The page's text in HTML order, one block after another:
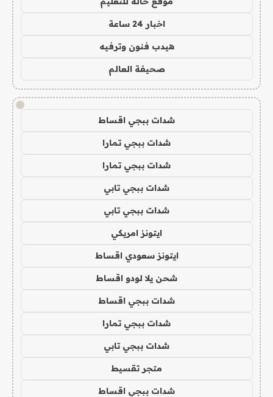
اخبار 24 ساعة
هيدب فنون وترفيه
صحيفة العالم
!
شدات ببجي اقساط
شدات ببجي تمارا
شدات ببجي تمارا
شدات ببجي تابي
شدات ببجي تابي
ايتونز امريكي
ايتونز سعودي اقساط
شحن يلا لودو اقساط
شدات ببجي اقساط
شدات ببجي تمارا
شدات ببجي تابي
متجر تقسيط
شدات ببجي اقساط